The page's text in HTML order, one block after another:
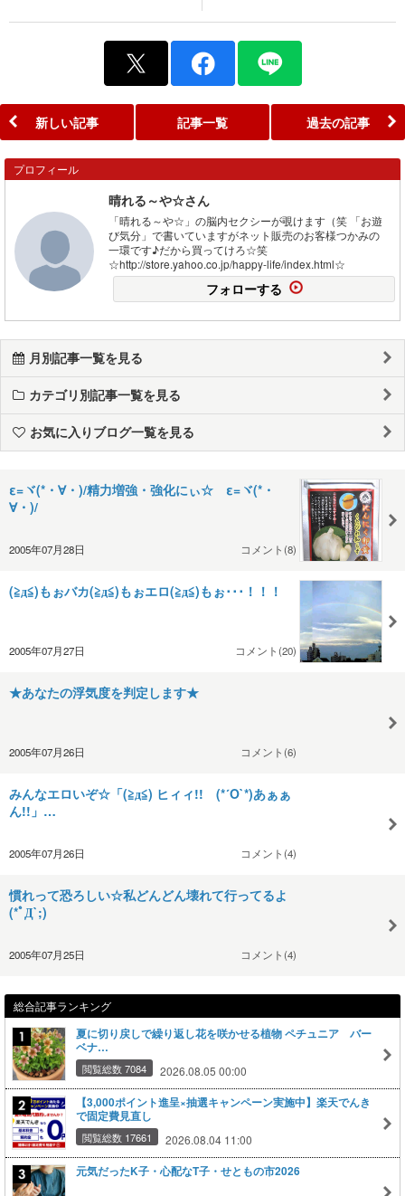
新しい記事 記事一覧 過去の記事
プロフィール
晴れる～や☆さん
「晴れる～や☆」の脳内セクシーが覗けます（笑 「お遊
び気分」で書いていますがネット販売のお客様つかみの
一環です♪だから買ってけろ☆笑
☆http://store.yahoo.co.jp/happy-life/index.html☆
フォローする
月別記事一覧を見る
カテゴリ別記事一覧を見る
お気に入りブログ一覧を見る
ε=ヾ(*・∀・)/精力増強・強化にぃ☆ ε=ヾ(*・
∀・)/
2005年07月28日 コメント(8)
(≧д≦)もぉバカ(≧д≦)もぉエロ(≧д≦)もぉ･･･！！！
2005年07月27日 コメント(20)
★あなたの浮気度を判定します★
2005年07月26日 コメント(6)
みんなエロいぞ☆「(≧д≦) ヒィィ!! (*´O`*)あぁぁ
ん!!」…
2005年07月26日 コメント(4)
慣れって恐ろしい☆私どんどん壊れて行ってるよ
(*ﾟД`;)
2005年07月25日 コメント(4)
総合記事ランキング
夏に切り戻しで繰り返し花を咲かせる植物 ペチュニア バー
ベナ…
閲覧総数 7084 2026.08.05 00:00
【3,000ポイント進呈×抽選キャンペーン実施中】楽天でんき
で固定費見直し
閲覧総数 17661 2026.08.04 11:00
元気だったK子・心配なT子・せともの市2026